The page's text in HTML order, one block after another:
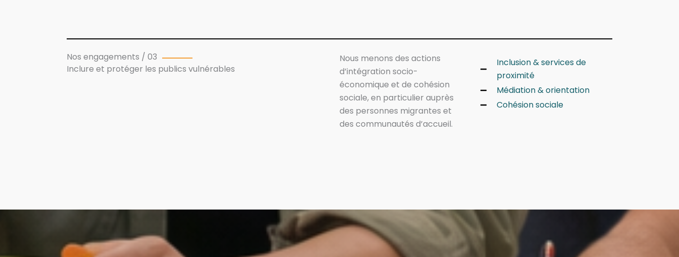
Nos engagements / 03
Inclure et protéger les publics vulnérables
Nous menons des actions
d’intégration socio-
économique et de cohésion
sociale, en particulier auprès
des personnes migrantes et
des communautés d’accueil.
Inclusion & services de
proximité
Médiation & orientation
Cohésion sociale